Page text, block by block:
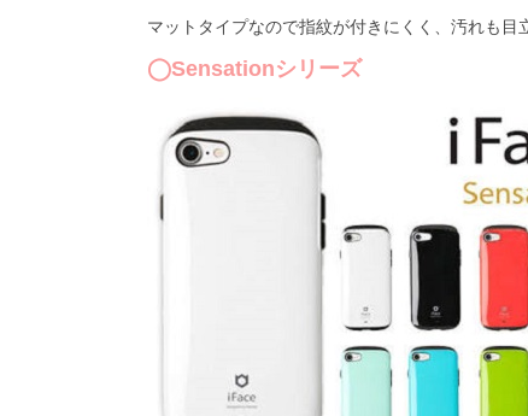
マットタイプなので指紋が付きにくく、汚れも目
◯Sensationシリーズ